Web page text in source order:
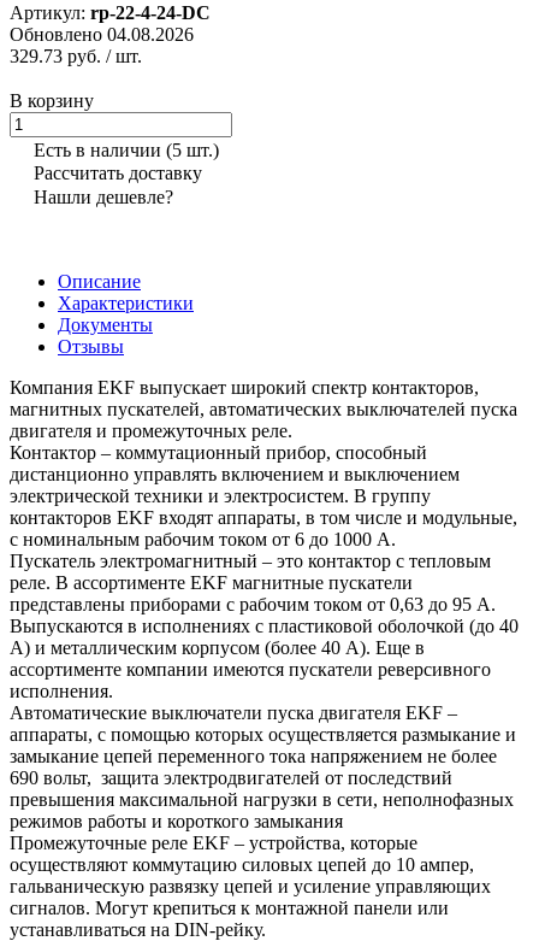
Артикул: rp-22-4-24-DC
Обновлено 04.08.2026
329.73 руб. / шт.
В корзину
Есть в наличии (5 шт.)
Рассчитать доставку
Нашли дешевле?
Описание
Характеристики
Документы
Отзывы
Компания EKF выпускает широкий спектр контакторов,
магнитных пускателей, автоматических выключателей пуска
двигателя и промежуточных реле.
Контактор – коммутационный прибор, способный
дистанционно управлять включением и выключением
электрической техники и электросистем. В группу
контакторов EKF входят аппараты, в том числе и модульные,
с номинальным рабочим током от 6 до 1000 А.
Пускатель электромагнитный – это контактор с тепловым
реле. В ассортименте EKF магнитные пускатели
представлены приборами с рабочим током от 0,63 до 95 А.
Выпускаются в исполнениях с пластиковой оболочкой (до 40
А) и металлическим корпусом (более 40 А). Еще в
ассортименте компании имеются пускатели реверсивного
исполнения.
Автоматические выключатели пуска двигателя EKF –
аппараты, с помощью которых осуществляется размыкание и
замыкание цепей переменного тока напряжением не более
690 вольт, защита электродвигателей от последствий
превышения максимальной нагрузки в сети, неполнофазных
режимов работы и короткого замыкания
Промежуточные реле EKF – устройства, которые
осуществляют коммутацию силовых цепей до 10 ампер,
гальваническую развязку цепей и усиление управляющих
сигналов. Могут крепиться к монтажной панели или
устанавливаться на DIN-рейку.